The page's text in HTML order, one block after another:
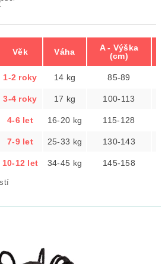
Věk Váha
A - Výška
(cm)
1-2 roky 14 kg 85-89
3-4 roky 17 kg 100-113
4-6 let 16-20 kg 115-128
7-9 let 25-33 kg 130-143
10-12 let 34-45 kg 145-158